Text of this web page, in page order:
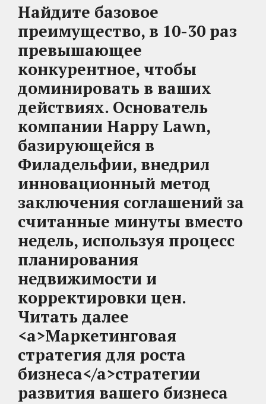
Найдите базовое
преимущество, в 10-30 раз
превышающее
конкурентное, чтобы
доминировать в ваших
действиях. Основатель
компании Happy Lawn,
базирующейся в
Филадельфии, внедрил
инновационный метод
заключения соглашений за
считанные минуты вместо
недель, используя процесс
планирования
недвижимости и
корректировки цен.
Читать далее
<a>Маркетинговая
стратегия для роста
бизнеса</a>стратегии
развития вашего бизнеса